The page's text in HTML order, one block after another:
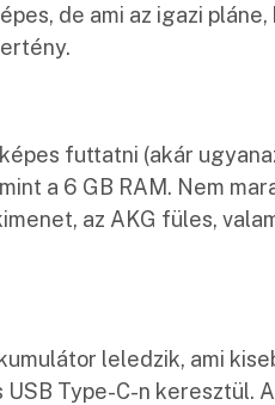
de ami az igazi
futtatni (akár
a 6 GB RAM. Nem
az AKG füles,
leledzik, ami
Type-C-n keresztül.